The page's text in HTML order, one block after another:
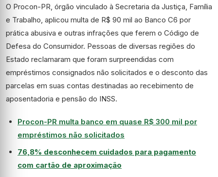
O Procon-PR, órgão vinculado à Secretaria da Justiça, Família
e Trabalho, aplicou multa de R$ 90 mil ao Banco C6 por
prática abusiva e outras infrações que ferem o Código de
Defesa do Consumidor. Pessoas de diversas regiões do
Estado reclamaram que foram surpreendidas com
empréstimos consignados não solicitados e o desconto das
parcelas em suas contas destinadas ao recebimento de
aposentadoria e pensão do INSS.
Procon-PR multa banco em quase R$ 300 mil por
empréstimos não solicitados
76,8% desconhecem cuidados para pagamento
com cartão de aproximação